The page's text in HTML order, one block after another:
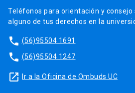
Teléfonos para orientación y consejo
alguno de tus derechos en la
phone (56)95504 1691
phone (56)95504 1247
launch Ir a la Oficina de Ombuds UC